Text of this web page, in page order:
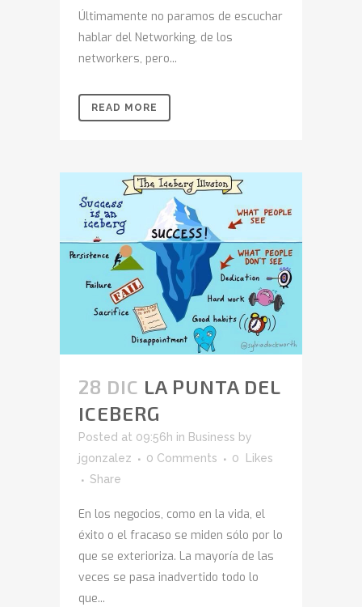
Últimamente no paramos de escuchar
hablar del Networking, de los
networkers, pero...
READ MORE
28 DIC LA PUNTA DEL
ICEBERG
Posted at 09:56h in Business by
jgonzalez
0 Comments 0
Likes
Share
En los negocios, como en la vida, el
éxito o el fracaso se miden sólo por lo
que se exterioriza. La mayoría de las
veces se pasa inadvertido todo lo
que...